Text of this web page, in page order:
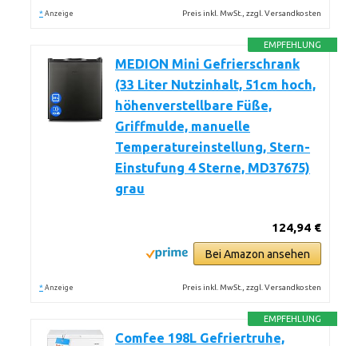
* Anzeige Preis inkl. MwSt., zzgl. Versandkosten
EMPFEHLUNG
MEDION Mini Gefrierschrank
(33 Liter Nutzinhalt, 51cm hoch,
höhenverstellbare Füße,
Griffmulde, manuelle
Temperatureinstellung, Stern-
Einstufung 4 Sterne, MD37675)
grau
124,94 €
Bei Amazon ansehen
* Anzeige Preis inkl. MwSt., zzgl. Versandkosten
EMPFEHLUNG
Comfee 198L Gefriertruhe,